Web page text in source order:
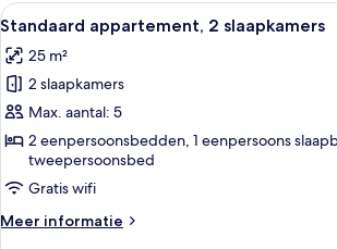
Alle
foto's
voor
Standaard
appartement,
2
slaapkamers
laden
Een net
7
Standaard appartement, 2 slaapkamers
25 m²
2 slaapkamers
Max. aantal: 5
2 eenpersoonsbedden, 1 eenpersoons
tweepersoonsbed
Gratis wifi
Meer informatie
Meer